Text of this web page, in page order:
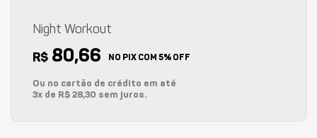
Night Workout
R$ 80,66 NO PIX COM 5% OFF
Ou no cartão de crédito em até
3x de R$ 28,30 sem juros.